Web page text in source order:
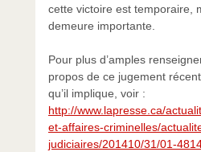
cette victoire est temporaire,
demeure importante.
Pour plus d’amples
propos de ce jugement
qu’il implique, voir :
http://www.lapresse.ca/
et-affaires-criminelles/
judiciaires/201410/31/01-